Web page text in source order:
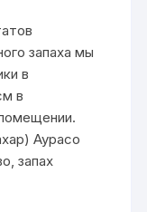
запаха мы
в
в
Аурасо
запах